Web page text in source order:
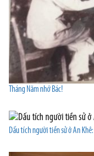
Tháng Năm nhớ Bác!
Dấu tích người tiền sử ở An